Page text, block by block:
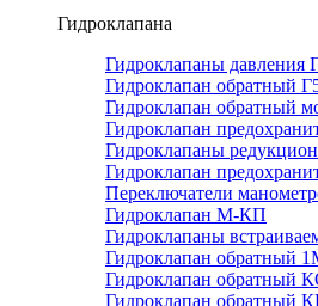
Гидроклапана
Гидроклапаны давления
Гидроклапан обратный
Гидроклапан обратный
Гидроклапан
Гидроклапаны
Гидроклапан
Переключатели
Гидроклапан М-КП
Гидроклапаны
Гидроклапан обратный
Гидроклапан обратный
Гидроклапан обратный